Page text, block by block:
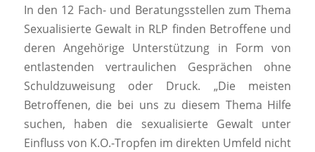
In den 12 Fach- und Beratungsstellen zum Thema
Sexualisierte Gewalt in RLP finden Betroffene und
deren Angehörige Unterstützung in Form von
entlastenden vertraulichen Gesprächen ohne
Schuldzuweisung oder Druck. „Die meisten
Betroffenen, die bei uns zu diesem Thema Hilfe
suchen, haben die sexualisierte Gewalt unter
Einfluss von K.O.-Tropfen im direkten Umfeld nicht